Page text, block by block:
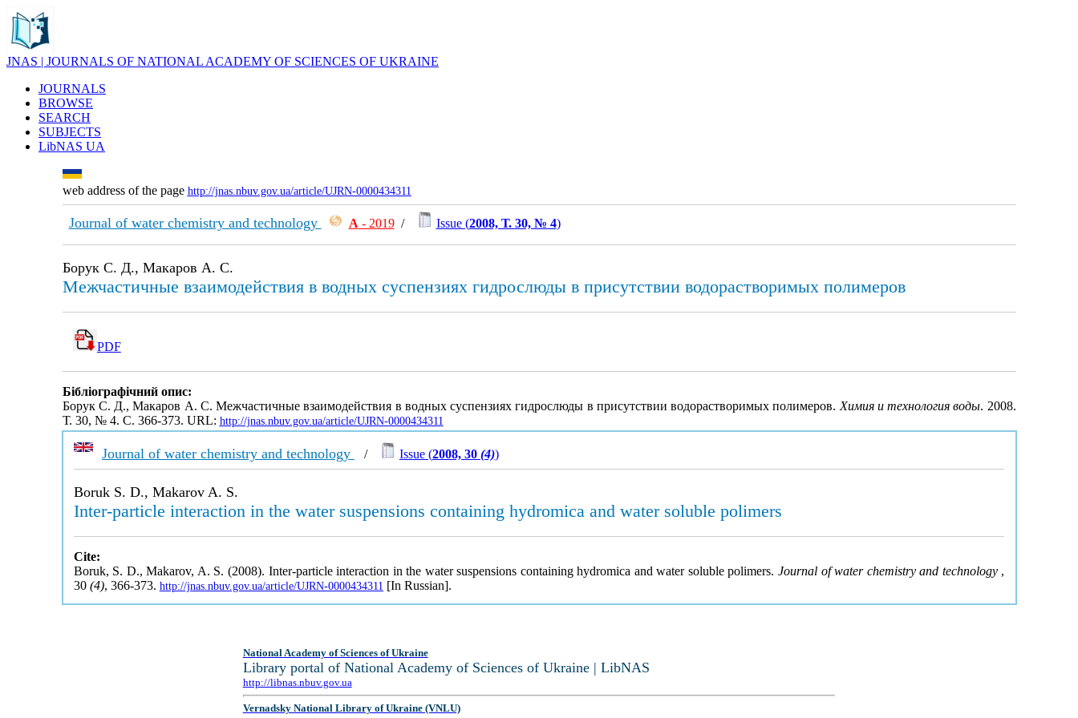
JNAS | JOURNALS OF NATIONAL ACADEMY OF SCIENCES OF UKRAINE
JOURNALS
BROWSE
SEARCH
SUBJECTS
LibNAS UA
web address of the page http://jnas.nbuv.gov.ua/article/UJRN-0000434311
Journal of water chemistry and technology А - 2019/ Issue (2008, Т. 30, № 4)
Борук С. Д., Макаров А. С.
Межчастичные взаимодействия в водных суспензиях гидрослюды в присутствии водорастворимых полимеров
PDF
Бібліографічний опис:
Борук С. Д., Макаров А. С. Межчастичные взаимодействия в водных суспензиях гидрослюды в присутствии водорастворимых полимеров.Химия и технология воды. 2008.
Т. 30, № 4. С. 366-373. URL: http://jnas.nbuv.gov.ua/article/UJRN-0000434311
Journal of water chemistry and technology / Issue (2008, 30 (4))
Boruk S. D., Makarov A. S.
Inter-particle interaction in the water suspensions containing hydromica and water soluble polimers
Cite:
Boruk, S. D., Makarov, A. S. (2008). Inter-particle interaction in the water suspensions containing hydromica and water soluble polimers. Journal of water chemistry and technology ,
30 (4), 366-373. http://jnas.nbuv.gov.ua/article/UJRN-0000434311 [In Russian].
National Academy of Sciences of Ukraine
Library portal of National Academy of Sciences of Ukraine | LibNAS
http://libnas.nbuv.gov.ua
Vernadsky National Library of Ukraine (VNLU)